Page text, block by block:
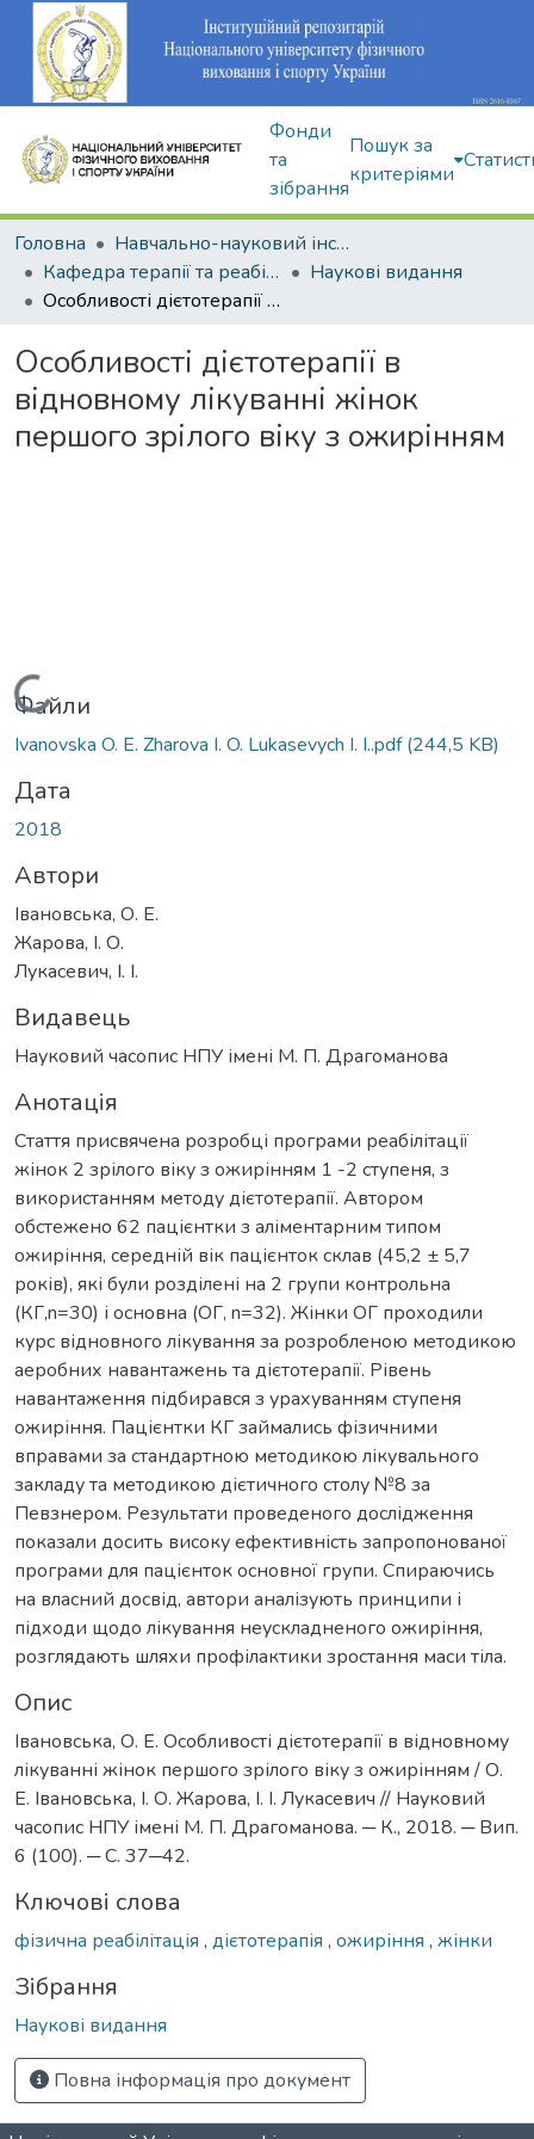
Фонди
та
зібрання
Пошук за
критеріями
Головна
Навчально-науковий інститут здоров'я, реабілітації та фізичного виховання
Кафедра терапії та реабілітації
Наукові видання
Особливості дієтотерапії в відновному лікуванні жінок першого зрілого віку з ожирінням
Особливості дієтотерапії в
відновному лікуванні жінок
першого зрілого віку з ожирінням
Вантажиться...
Файли
Ivanovska O. E. Zharova I. O. Lukasevych I. I..pdf(244,5 KB)
Дата
2018
Автори
Івановська, О. Е.
Жарова, І. О.
Лукасевич, І. І.
Видавець
Науковий часопис НПУ імені М. П. Драгоманова
Анотація
Стаття присвячена розробці програми реабілітації
жінок 2 зрілого віку з ожирінням 1 -2 ступеня, з
використанням методу дієтотерапії. Автором
обстежено 62 пацієнтки з аліментарним типом
ожиріння, середній вік пацієнток склав (45,2 ± 5,7
років), які були розділені на 2 групи контрольна
(КГ,n=30) і основна (ОГ, n=32). Жінки ОГ проходили
курс відновного лікування за розробленою методикою
аеробних навантажень та дієтотерапії. Рівень
навантаження підбирався з урахуванням ступеня
ожиріння. Пацієнтки КГ займались фізичними
вправами за стандартною методикою лікувального
закладу та методикою дієтичного столу №8 за
Певзнером. Результати проведеного дослідження
показали досить високу ефективність запропонованої
програми для пацієнток основної групи. Спираючись
на власний досвід, автори аналізують принципи і
підходи щодо лікування неускладненого ожиріння,
розглядають шляхи профілактики зростання маси тіла.
Опис
Івановська, О. Е. Особливості дієтотерапії в відновному
лікуванні жінок першого зрілого віку з ожирінням / О.
Е. Івановська, І. О. Жарова, І. І. Лукасевич // Науковий
часопис НПУ імені М. П. Драгоманова. ─ К., 2018. ─ Вип.
6 (100). ─ С. 37─42.
Ключові слова
фізична реабілітація , дієтотерапія , ожиріння , жінки
Зібрання
Наукові видання
Повна інформація про документ